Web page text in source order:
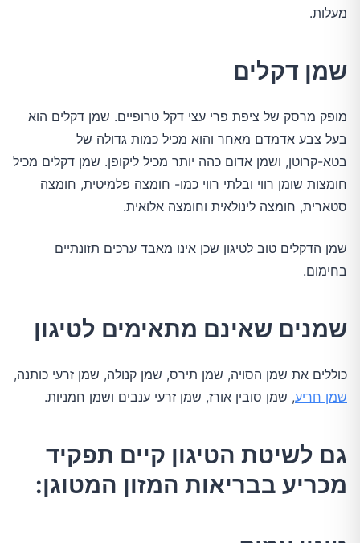
מעלות.
שמן דקלים
מופק מרסק של ציפת פרי עצי דקל טרופיים. שמן דקלים הוא
בעל צבע אדמדם מאחר והוא מכיל כמות גדולה של
בטא-קרוטן, ושמן אדום כהה יותר מכיל ליקופן. שמן דקלים מכיל
חומצות שומן רווי ובלתי רווי כמו- חומצה פלמיטית, חומצה
סטארית, חומצה לינולאית וחומצה אלואית.
שמן הדקלים טוב לטיגון שכן אינו מאבד ערכים תזונתיים
בחימום.
שמנים שאינם מתאימים לטיגון
כוללים את שמן הסויה, שמן תירס, שמן קנולה, שמן זרעי כותנה,
שמן חריע, שמן סובין אורז, שמן זרעי ענבים ושמן חמניות.
גם לשיטת הטיגון קיים תפקיד
מכריע בבריאות המזון המטוגן: